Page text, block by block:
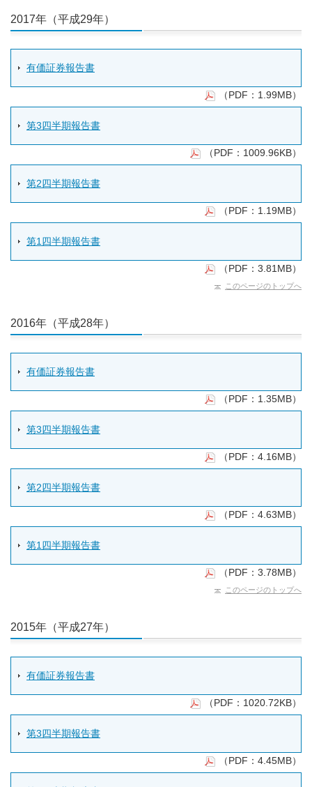
2017年（平成29年）
有価証券報告書
（PDF：1.99MB）
第3四半期報告書
（PDF：1009.96KB）
第2四半期報告書
（PDF：1.19MB）
第1四半期報告書
（PDF：3.81MB）
このページのトップへ
2016年（平成28年）
有価証券報告書
（PDF：1.35MB）
第3四半期報告書
（PDF：4.16MB）
第2四半期報告書
（PDF：4.63MB）
第1四半期報告書
（PDF：3.78MB）
このページのトップへ
2015年（平成27年）
有価証券報告書
（PDF：1020.72KB）
第3四半期報告書
（PDF：4.45MB）